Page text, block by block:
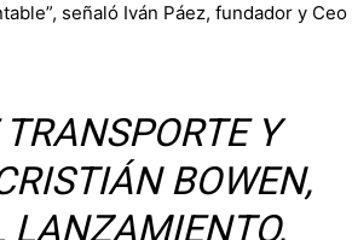
señaló Iván Páez, fundador y Ceo
Y
BOWEN,
LANZAMIENTO,